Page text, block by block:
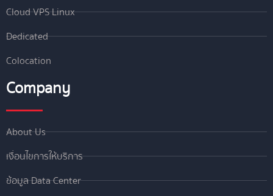
Cloud VPS Linux
Dedicated
Colocation
Company
About Us
เงื่อนไขการให้บริการ
ข้อมูล Data Center